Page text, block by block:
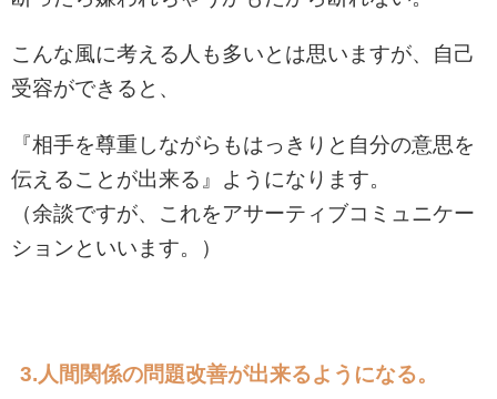
こんな風に考える人も多いとは思いますが、自己
受容ができると、
『相手を尊重しながらもはっきりと自分の意思を
伝えることが出来る』ようになります。
（余談ですが、これをアサーティブコミュニケー
ションといいます。）
3.人間関係の問題改善が出来るようになる。